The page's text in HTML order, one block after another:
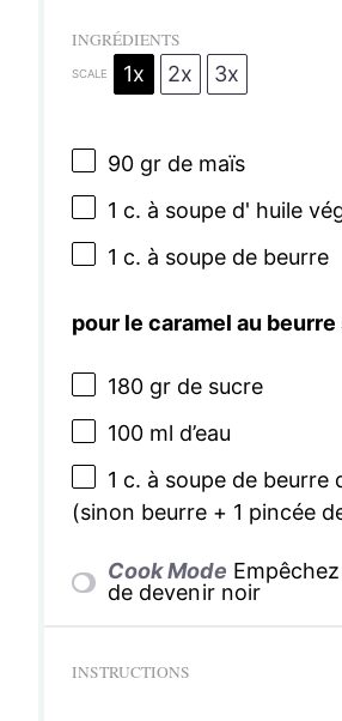
INGRÉDIENTS
SCALE 1x 2x 3x
90gr de maïs
1 c. à soupe d' huile
1 c. à soupe de beurre
pour le caramel au beurre
180gr de sucre
100ml d’eau
1 c. à soupe de beurre
(sinon beurre + 1 pincée
Cook Mode
de devenir noir
INSTRUCTIONS